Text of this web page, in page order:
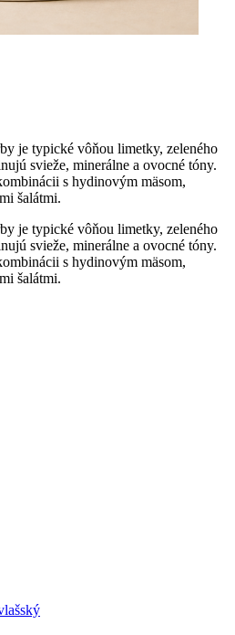
je typické vôňou limetky, zeleného
svieže, minerálne a ovocné tóny.
s hydinovým mäsom,
šalátmi.
je typické vôňou limetky, zeleného
svieže, minerálne a ovocné tóny.
s hydinovým mäsom,
šalátmi.